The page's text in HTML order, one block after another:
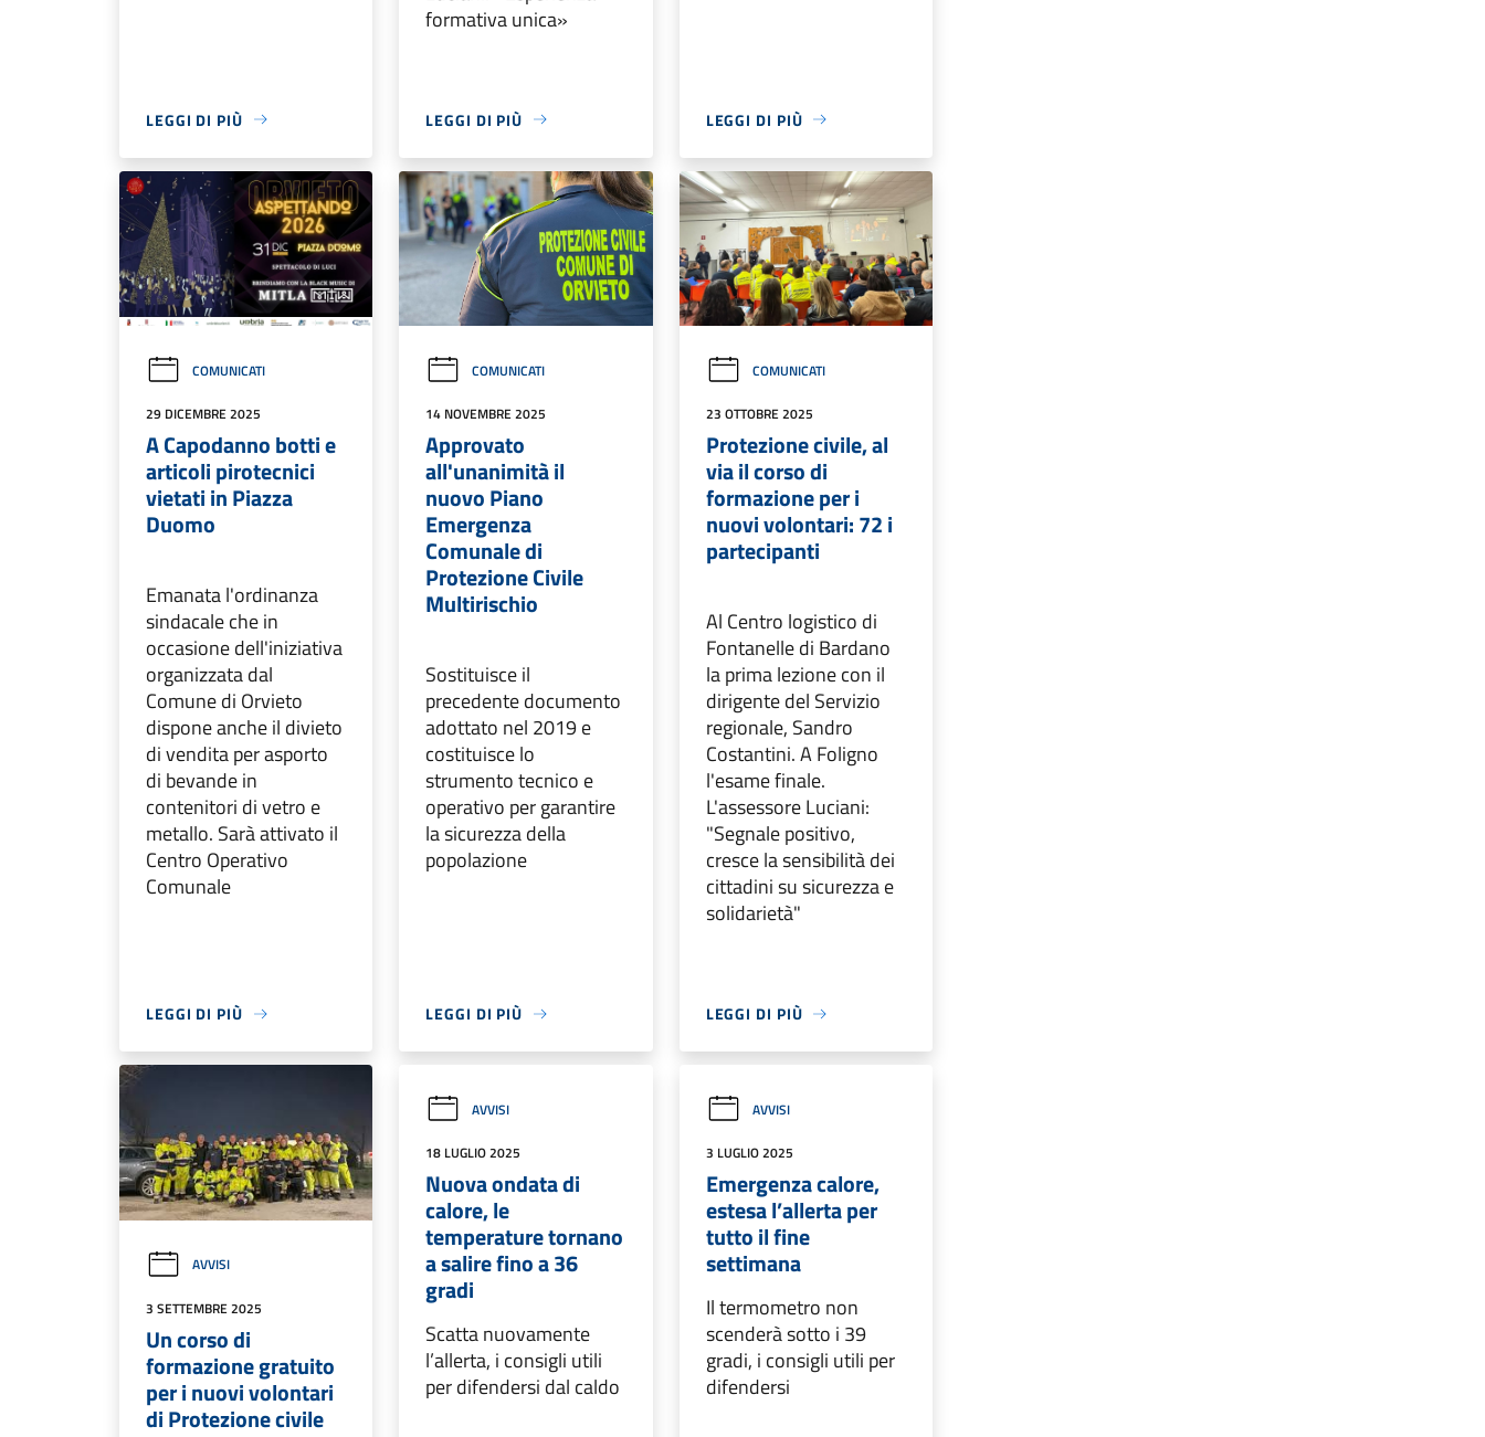
LEGGI DI PIÙ
formativa unica»
LEGGI DI PIÙ LEGGI DI PIÙ
COMUNICATI
29 DICEMBRE 2025
A Capodanno botti e
articoli pirotecnici
vietati in Piazza
Duomo
Emanata l'ordinanza
sindacale che in
occasione dell'iniziativa
organizzata dal
Comune di Orvieto
dispone anche il divieto
di vendita per asporto
di bevande in
contenitori di vetro e
metallo. Sarà attivato il
Centro Operativo
Comunale
LEGGI DI PIÙ
COMUNICATI
14 NOVEMBRE 2025
Approvato
all'unanimità il
nuovo Piano
Emergenza
Comunale di
Protezione Civile
Multirischio
Sostituisce il
precedente documento
adottato nel 2019 e
costituisce lo
strumento tecnico e
operativo per garantire
la sicurezza della
popolazione
LEGGI DI PIÙ
COMUNICATI
23 OTTOBRE 2025
Protezione civile, al
via il corso di
formazione per i
nuovi volontari: 72 i
partecipanti
Al Centro logistico di
Fontanelle di Bardano
la prima lezione con il
dirigente del Servizio
regionale, Sandro
Costantini. A Foligno
l'esame finale.
L'assessore Luciani:
"Segnale positivo,
cresce la sensibilità dei
cittadini su sicurezza e
solidarietà"
LEGGI DI PIÙ
AVVISI
3 SETTEMBRE 2025
Un corso di
formazione gratuito
per i nuovi volontari
di Protezione civile
AVVISI
18 LUGLIO 2025
Nuova ondata di
calore, le
temperature tornano
a salire fino a 36
gradi
Scatta nuovamente
l’allerta, i consigli utili
per difendersi dal caldo
AVVISI
3 LUGLIO 2025
Emergenza calore,
estesa l’allerta per
tutto il fine
settimana
Il termometro non
scenderà sotto i 39
gradi, i consigli utili per
difendersi